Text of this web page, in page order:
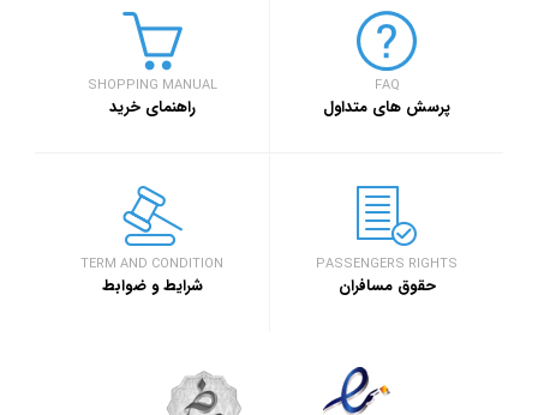
SHOPPING MANUAL
راهنمای خرید
FAQ
پرسش های متداول
TERM AND CONDITION
شرایط و ضوابط
PASSENGERS RIGHTS
حقوق مسافران